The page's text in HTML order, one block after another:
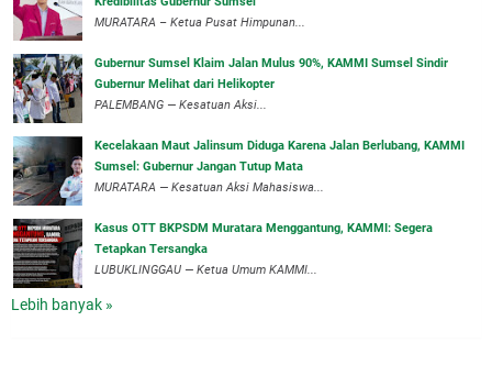
MURATARA – Ketua Pusat Himpunan...
‎Gubernur Sumsel Klaim Jalan Mulus 90%, KAMMI Sumsel Sindir
Gubernur Melihat dari Helikopter
‎PALEMBANG — Kesatuan Aksi...
‎Kecelakaan Maut Jalinsum Diduga Karena Jalan Berlubang, KAMMI
Sumsel: Gubernur Jangan Tutup Mata
‎MURATARA — Kesatuan Aksi Mahasiswa...
‎Kasus OTT BKPSDM Muratara Menggantung, KAMMI: Segera
Tetapkan Tersangka
‎LUBUKLINGGAU — Ketua Umum KAMMI...
Lebih banyak »